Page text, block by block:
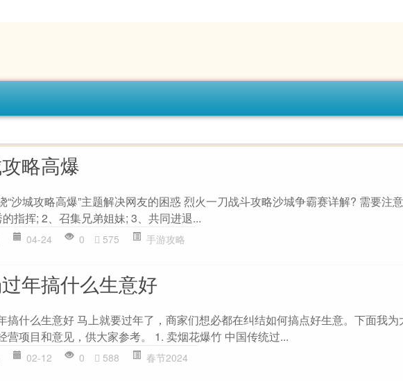
略高爆
“沙城攻略高爆”主题解决网友的困惑 烈火一刀战斗攻略沙城争霸赛详解? 需要注
指挥; 2、召集兄弟姐妹; 3、共同进退...
04-24 0 575 手游攻略
年搞什么生意好
搞什么生意好 马上就要过年了，商家们想必都在纠结如何搞点好生意。下面我为
营项目和意见，供大家参考。 1. 卖烟花爆竹 中国传统过...
02-12 0 588 春节2024